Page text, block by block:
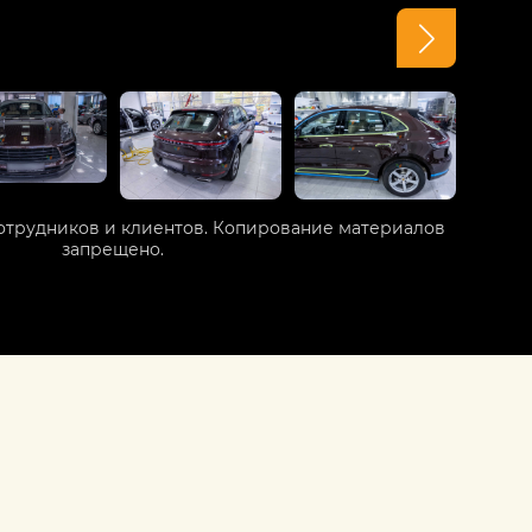
и клиентов. Копирование материалов
запрещено.